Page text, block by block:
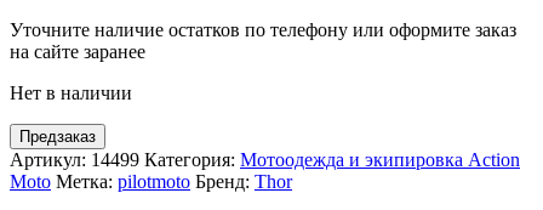
Уточните наличие остатков по телефону или оформите заказ
на сайте заранее
Нет в наличии
Предзаказ
Артикул: 14499 Категория: Мотоодежда и экипировка Action
Moto Метка: pilotmoto Бренд: Thor